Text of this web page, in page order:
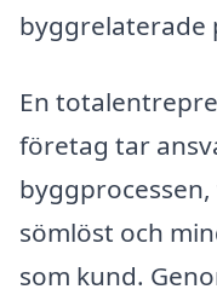
byggrelaterade
En
företag tar
sömlöst och
som kund.